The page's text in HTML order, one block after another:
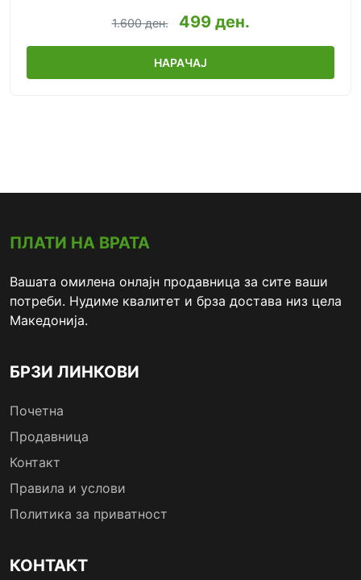
1.600 ден. 499 ден.
НАРАЧАЈ
ПЛАТИ НА ВРАТА
Вашата омилена онлајн продавница за сите ваши
потреби. Нудиме квалитет и брза достава низ цела
Македонија.
БРЗИ ЛИНКОВИ
Почетна
Продавница
Контакт
Правила и услови
Политика за приватност
КОНТАКТ